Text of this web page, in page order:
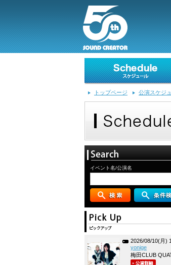
トップページ 公演スケジ
イベント名/公演名
2026/08/10(月)
yonige
梅田CLUB